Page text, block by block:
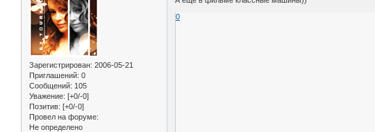
Зарегистрирован: 2006-05-21
Приглашений: 0
Сообщений: 105
Уважение: [+0/-0]
Позитив: [+0/-0]
Провел на форуме:
Не определено
0